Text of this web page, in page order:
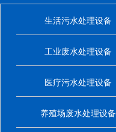
生活污水处理设备
工业废水处理设备
医疗污水处理设备
养殖场废水处理设备